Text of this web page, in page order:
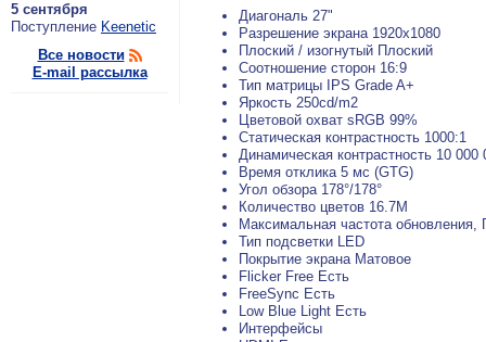
5 сентября
По­ступ­ле­ние Keenetic
Все новости
E-mail рассылка
Диагональ 27"
Разрешение экрана 1920x1080
Плоский / изогнутый Плоский
Соотношение сторон 16:9
Тип матрицы IPS Grade A+
Яркость 250cd/m2
Цветовой охват sRGB 99%
Статическая контрастность 1000:1
Динамическая контрастность 10 000
Время отклика 5 мс (GTG)
Угол обзора 178°/178°
Количество цветов 16.7M
Максимальная частота обновления,
Тип подсветки LED
Покрытие экрана Матовое
Flicker Free Есть
FreeSync Есть
Low Blue Light Есть
Интерфейсы